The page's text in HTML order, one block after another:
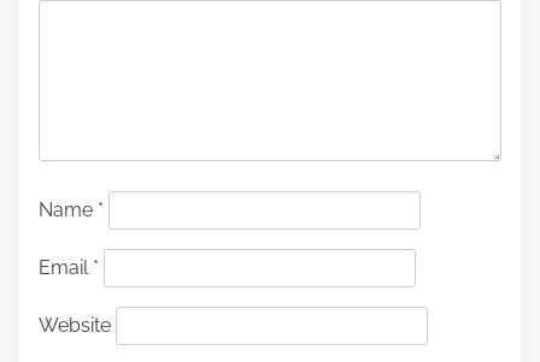
Name *
Email *
Website